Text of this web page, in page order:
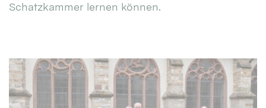
Schatzkammer lernen können.